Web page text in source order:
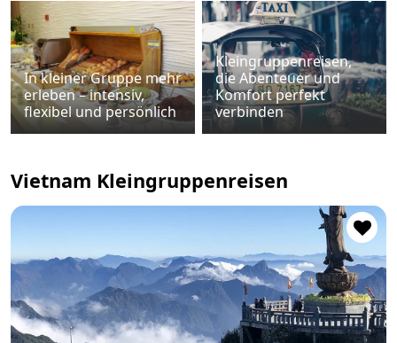
In kleiner Gruppe mehr
erleben – intensiv,
flexibel und persönlich
Kleingruppenreisen,
die Abenteuer und
Komfort perfekt
verbinden
Vietnam Kleingruppenreisen